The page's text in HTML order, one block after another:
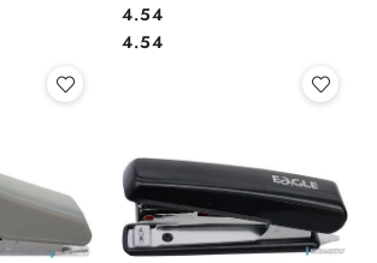
Cena:
4.54
Cena:
4.54